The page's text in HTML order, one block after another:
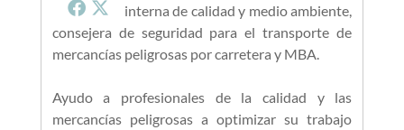
interna de calidad y medio ambiente,
consejera de seguridad para el transporte de
mercancías peligrosas por carretera y MBA.
Ayudo a profesionales de la calidad y las
mercancías peligrosas a optimizar su trabajo